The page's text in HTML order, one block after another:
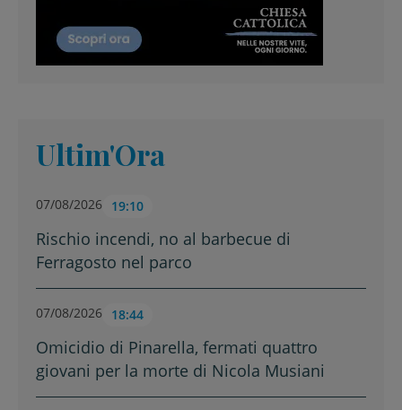
Ultim'Ora
07/08/2026 19:10
Rischio incendi, no al barbecue di
Ferragosto nel parco
07/08/2026 18:44
Omicidio di Pinarella, fermati quattro
giovani per la morte di Nicola Musiani